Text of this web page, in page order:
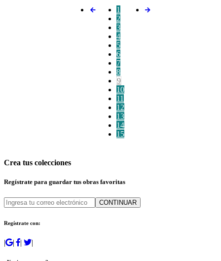
1
2
3
4
5
6
7
8
9
10
11
12
13
14
15
Crea tus colecciones
Regístrate para guardar tus obras favoritas
CONTINUAR
Regístrate con:
| | | |